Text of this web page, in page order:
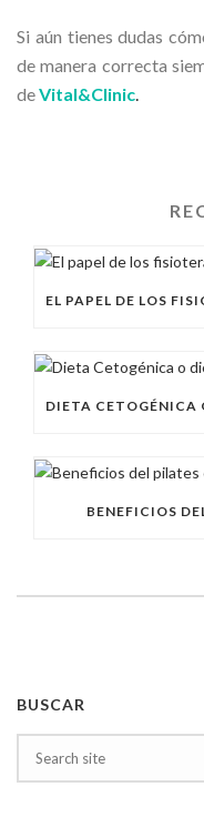
Si aún tienes dudas
de manera correcta
deVital&Clinic.
BENEFICIOS
BUSCAR